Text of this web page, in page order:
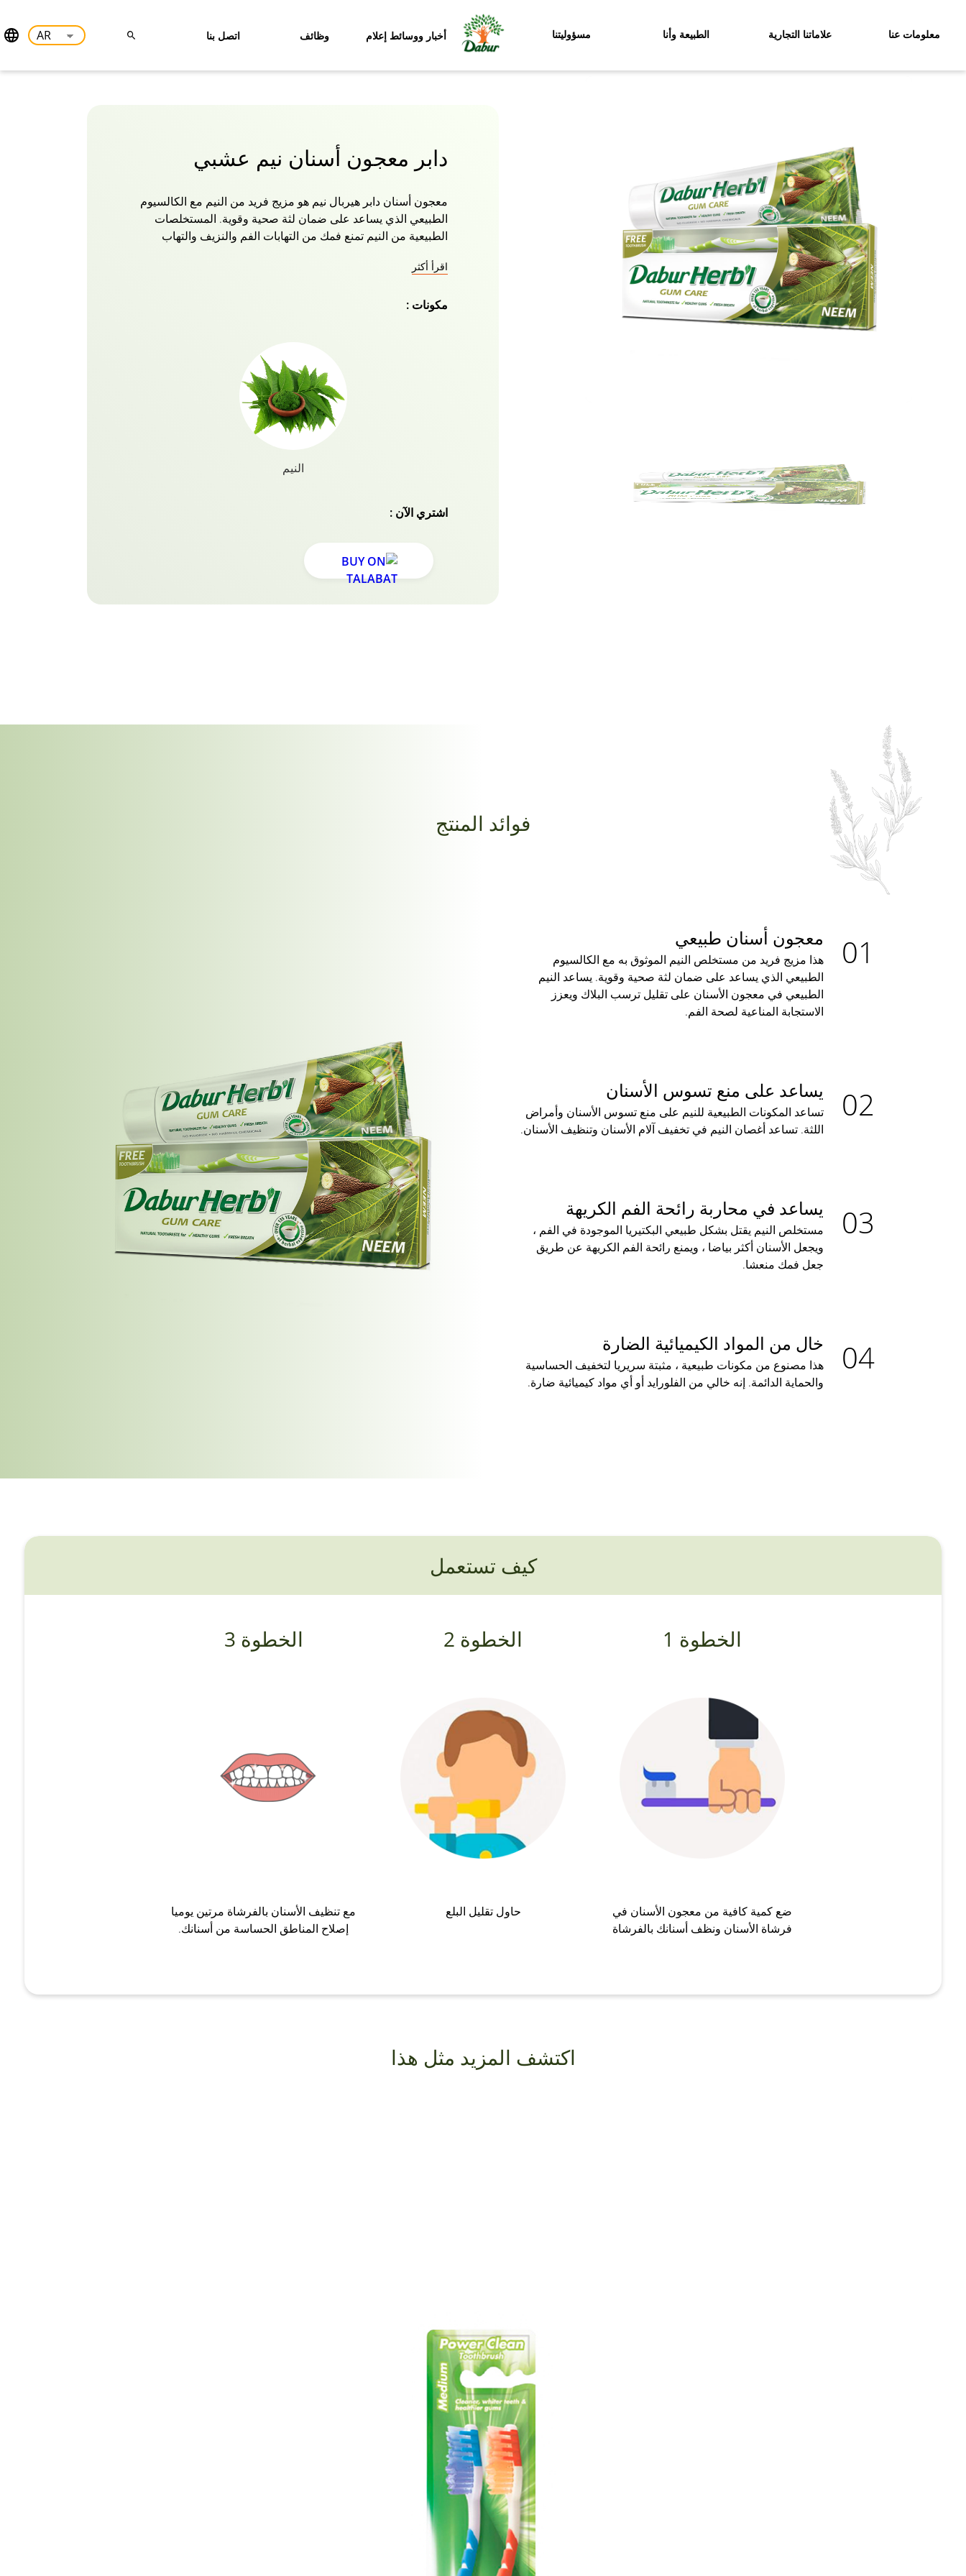
معلومات عنا علاماتنا التجارية الطبيعة وأنا مسؤوليتنا أخبار ووسائط إعلام وظائف اتصل بنا
دابر معجون أسنان نيم عشبي
معجون أسنان دابر هيربال نيم هو مزيج فريد من النيم مع الكالسيوم
الطبيعي الذي يساعد على ضمان لثة صحية وقوية. المستخلصات
الطبيعية من النيم تمنع فمك من التهابات الفم والنزيف والتهاب
الفم الكريهة. التنظيف المنتظم بالفرشاة باستخدام معجون أسنان
الاستجابة المناعية لصحة الفم بشكل عام. إنه خالي من الفلورايد
اقرأ أكثر
مكونات :
النيم
اشتري الآن :
فوائد المنتج
معجون أسنان طبيعي
هذا مزيج فريد من مستخلص النيم الموثوق به مع الكالسيوم
الطبيعي الذي يساعد على ضمان لثة صحية وقوية. يساعد النيم
الطبيعي في معجون الأسنان على تقليل ترسب البلاك ويعزز
الاستجابة المناعية لصحة الفم.
يساعد على منع تسوس الأسنان
تساعد المكونات الطبيعية للنيم على منع تسوس الأسنان وأمراض
اللثة. تساعد أغصان النيم في تخفيف آلام الأسنان وتنظيف الأسنان.
يساعد في محاربة رائحة الفم الكريهة
مستخلص النيم يقتل بشكل طبيعي البكتيريا الموجودة في الفم ،
ويجعل الأسنان أكثر بياضا ، ويمنع رائحة الفم الكريهة عن طريق
جعل فمك منعشا.
خال من المواد الكيميائية الضارة
هذا مصنوع من مكونات طبيعية ، مثبتة سريريا لتخفيف الحساسية
والحماية الدائمة. إنه خالي من الفلورايد أو أي مواد كيميائية ضارة.
كيف تستعمل
الخطوة 1
ضع كمية كافية من معجون الأسنان في
فرشاة الأسنان ونظف أسنانك بالفرشاة
الخطوة 2
حاول تقليل البلع
الخطوة 3
مع تنظيف الأسنان بالفرشاة مرتين يوميا
إصلاح المناطق الحساسة من أسنانك.
اكتشف المزيد مثل هذا